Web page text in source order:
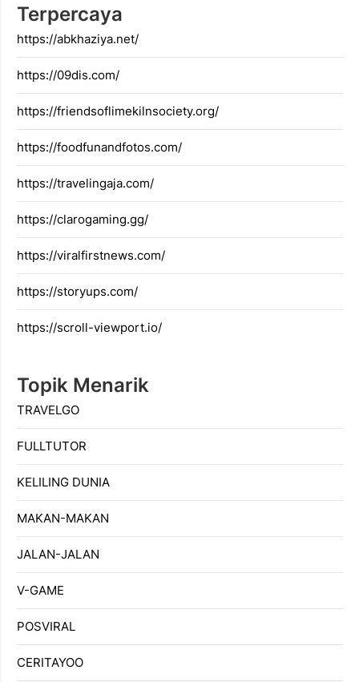
Terpercaya
https://abkhaziya.net/
https://09dis.com/
https://friendsoflimekilnsociety.org/
https://foodfunandfotos.com/
https://travelingaja.com/
https://clarogaming.gg/
https://viralfirstnews.com/
https://storyups.com/
https://scroll-viewport.io/
Topik Menarik
TRAVELGO
FULLTUTOR
KELILING DUNIA
MAKAN-MAKAN
JALAN-JALAN
V-GAME
POSVIRAL
CERITAYOO